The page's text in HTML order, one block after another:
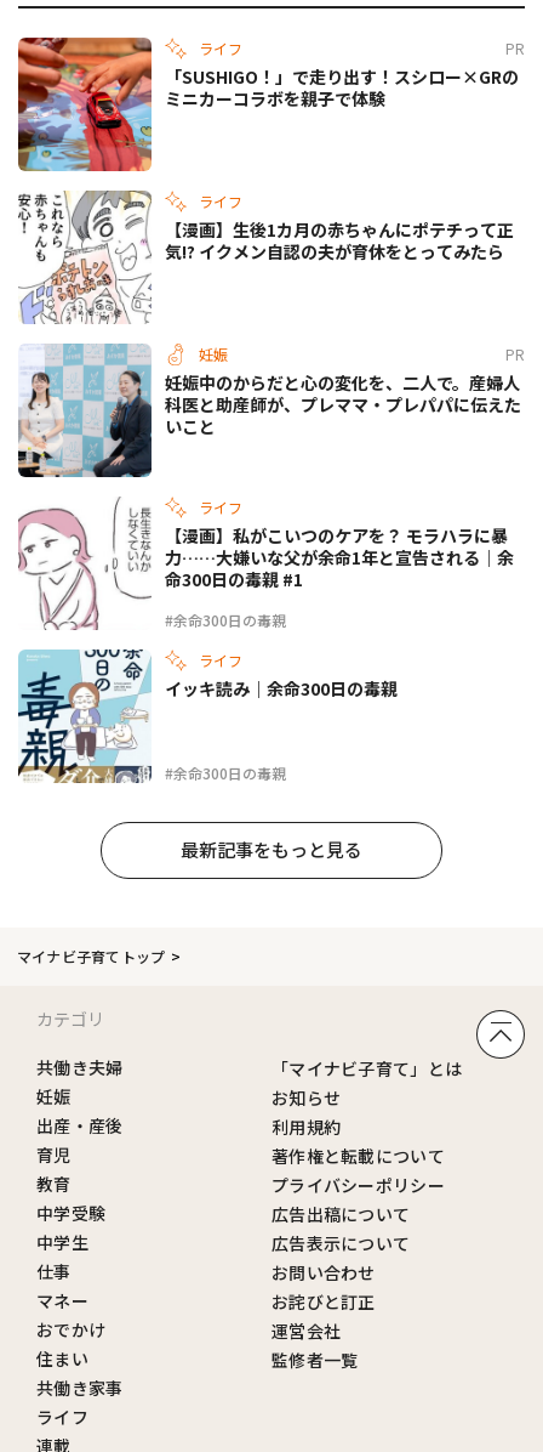
ライフ PR
「SUSHIGO！」で走り出す！スシロー×GRの
ミニカーコラボを親子で体験
ライフ
【漫画】生後1カ月の赤ちゃんにポテチって正
気!? イクメン自認の夫が育休をとってみたら
妊娠 PR
妊娠中のからだと心の変化を、二人で。産婦人
科医と助産師が、プレママ・プレパパに伝えた
いこと
ライフ
#余命300日の毒親
【漫画】私がこいつのケアを？ モラハラに暴
力……大嫌いな父が余命1年と宣告される｜余
命300日の毒親 #1
ライフ
#余命300日の毒親
イッキ読み｜余命300日の毒親
最新記事をもっと見る
マイナビ子育てトップ
カテゴリ
共働き夫婦
妊娠
出産・産後
育児
教育
中学受験
中学生
仕事
マネー
おでかけ
住まい
共働き家事
ライフ
連載
「マイナビ子育て」とは
お知らせ
利用規約
著作権と転載について
プライバシーポリシー
広告出稿について
広告表示について
お問い合わせ
お詫びと訂正
運営会社
監修者一覧